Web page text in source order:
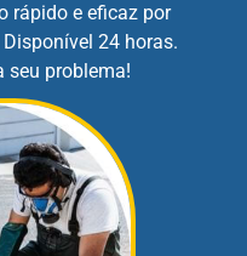
rápido e eficaz por
24 horas.
seu problema!